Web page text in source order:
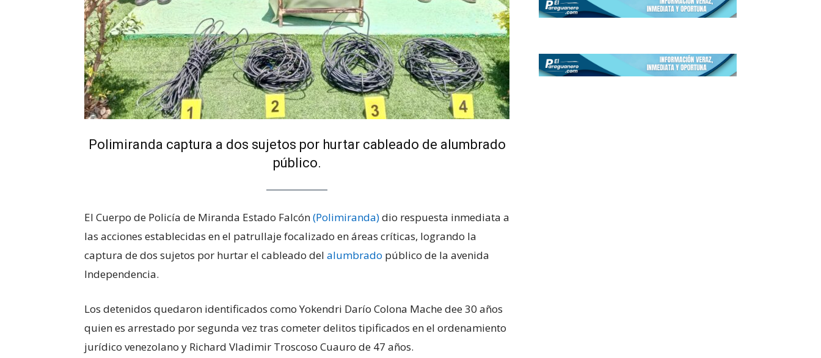
Polimiranda captura a dos sujetos por hurtar cableado de alumbrado
público.
El Cuerpo de Policía de Miranda Estado Falcón(Polimiranda)dio respuesta inmediata a
las acciones establecidas en el patrullaje focalizado en áreas críticas, logrando la
captura de dos sujetos por hurtar el cableado del alumbrado público de la avenida
Independencia.
Los detenidos quedaron identificados como Yokendri Darío Colona Mache dee 30 años
quien es arrestado por segunda vez tras cometer delitos tipificados en el ordenamiento
jurídico venezolano y Richard Vladimir Troscoso Cuauro de 47 años.